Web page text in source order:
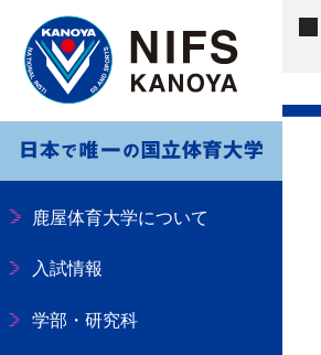
鹿屋体育大学について
入試情報
学部・研究科